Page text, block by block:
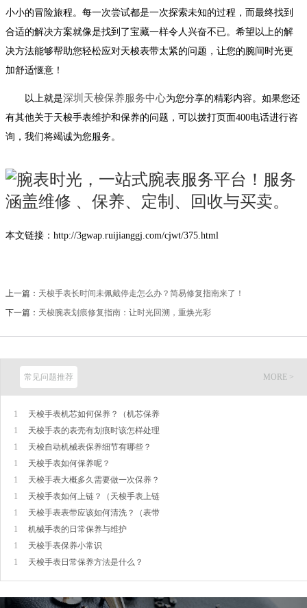
小小的冒险旅程。每一次尝试都是一次探索未知的过程，而最终找到
合适的解决方案就像是找到了宝藏一样令人兴奋不已。希望以上的解
决方法能够帮助您轻松应对天梭表带太紧的问题，让您的腕间时光更
加舒适惬意！
以上就是深圳天梭保养服务中心为您分享的精彩内容。如果您还
有其他关于天梭手表维护和保养的问题，可以拨打页面400电话进行咨
询，我们将竭诚为您服务。
本文链接：http://3gwap.ruijianggj.com/cjwt/375.html
上一篇： 天梭手表长时间未佩戴停走怎么办？简易修复指南来了！
下一篇： 天梭腕表划痕修复指南：让时光回溯，重焕光彩
常见问题推荐 MORE >
1
天梭手表机芯如何保养？（机芯保养
1
天梭手表的表壳有划痕时该怎样处理
1
天梭自动机械表保养细节有哪些？
1
天梭手表如何保养呢？
1
天梭手表大概多久需要做一次保养？
1
天梭手表如何上链？（天梭手表上链
1
天梭手表表带应该如何清洗？（表带
1
机械手表的日常保养与维护
1
天梭手表保养小常识
1
天梭手表日常保养方法是什么？